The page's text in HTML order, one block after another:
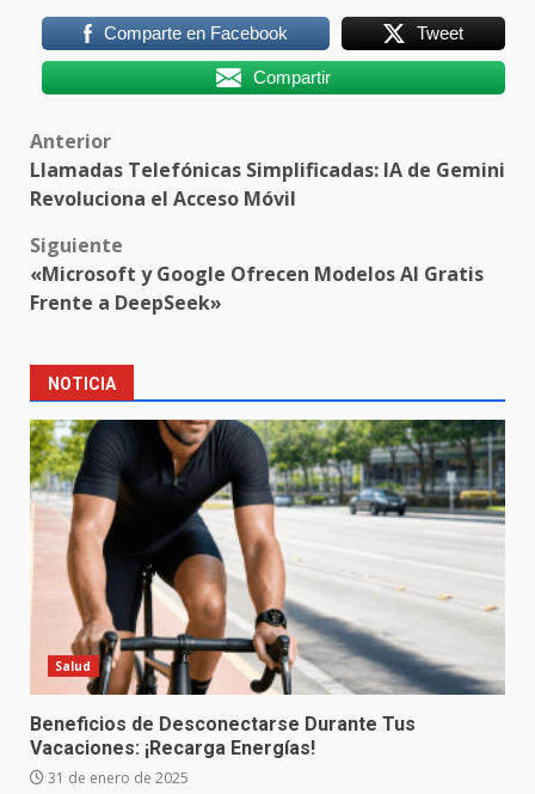
Comparte en Facebook Tweet
Compartir
Post
navigation
Anterior
Llamadas Telefónicas Simplificadas: IA de Gemini
Revoluciona el Acceso Móvil
Siguiente
«Microsoft y Google Ofrecen Modelos AI Gratis
Frente a DeepSeek»
NOTICIA
Salud
Beneficios de Desconectarse Durante Tus
Vacaciones: ¡Recarga Energías!
31 de enero de 2025